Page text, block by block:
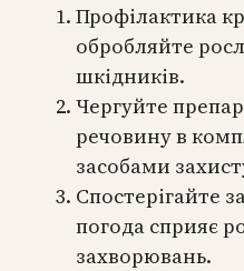
Профілактика
обробляйте
шкідників.
Чергуйте
речовину в
засобами
Спостерігайте
погода сприяє
захворювань.